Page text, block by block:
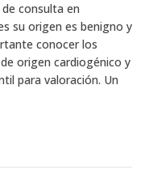
consulta en
su origen es benigno y
conocer los
origen cardiogénico y
para valoración. Un